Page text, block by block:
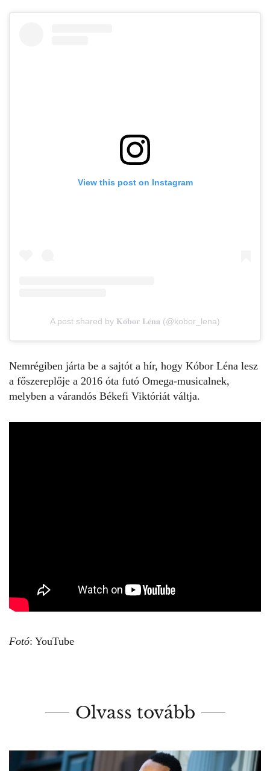
View this post on Instagram
A post shared by 𝐊𝐨́𝐛𝐨𝐫 𝐋𝐞́𝐧𝐚 (@kobor_lena)
Nemrégiben járta be a sajtót a hír, hogy Kóbor Léna lesz
a főszereplője a 2016 óta futó Omega-musicalnek,
melyben a várandós Békefi Viktóriát váltja.
Fotó: YouTube
Olvass tovább